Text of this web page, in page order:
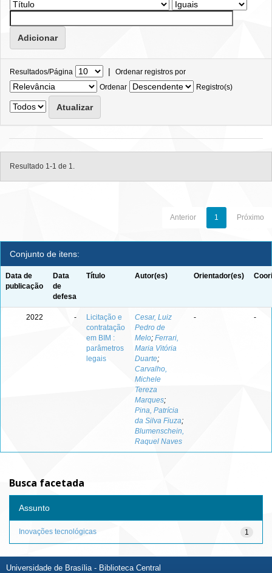
Resultados/Página | Ordenar registros por
Ordenar
Registro(s)
Resultado 1-1 de 1.
Anterior 1 Próximo
Conjunto de itens:
Data de
publicação
Data
de
defesa
Título Autor(es) Orientador(es)
2022 -
Licitação e
contratação
em BIM :
parâmetros
legais
Cesar, Luiz
Pedro de
Melo; Ferrari,
Maria Vitória
Duarte;
Carvalho,
Michele
Tereza
Marques;
Pina, Patrícia
da Silva Fiuza;
Blumenschein,
Raquel Naves
- -
Busca facetada
Assunto
1
Inovações tecnológicas
Universidade de Brasília - Biblioteca Central